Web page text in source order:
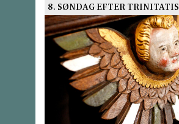
8. SØNDAG EFTER TRINITATIS